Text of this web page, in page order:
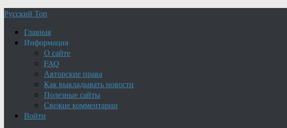
Русский Топ
Главная
Информация
О сайте
FAQ
Авторские права
Как выкладывать новости
Полезные сайты
Свежие комментарии
Войти